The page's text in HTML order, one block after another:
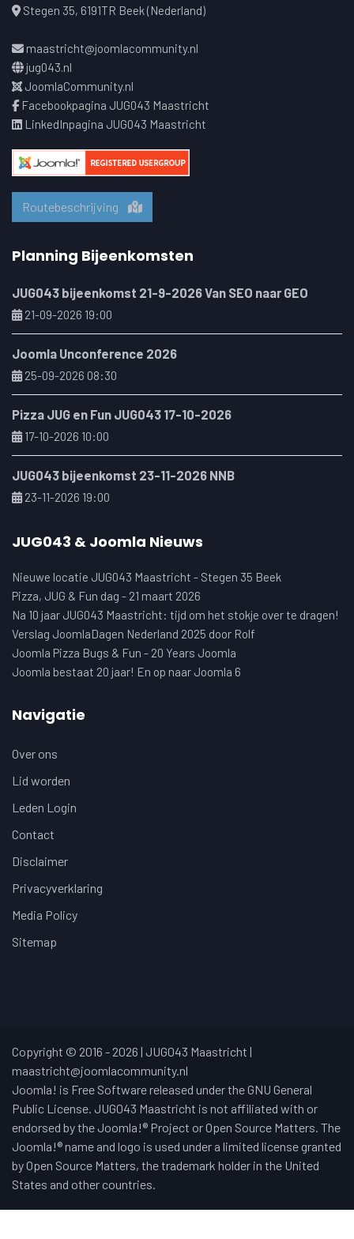
Stegen 35, 6191TR Beek (Nederland)
maastricht@joomlacommunity.nl
jug043.nl
JoomlaCommunity.nl
Facebookpagina JUG043 Maastricht
LinkedInpagina JUG043 Maastricht
Routebeschrijving
Planning Bijeenkomsten
JUG043 bijeenkomst 21-9-2026 Van SEO naar GEO
21-09-2026 19:00
Joomla Unconference 2026
25-09-2026 08:30
Pizza JUG en Fun JUG043 17-10-2026
17-10-2026 10:00
JUG043 bijeenkomst 23-11-2026 NNB
23-11-2026 19:00
JUG043 & Joomla Nieuws
Nieuwe locatie JUG043 Maastricht - Stegen 35 Beek
Pizza, JUG & Fun dag - 21 maart 2026
Na 10 jaar JUG043 Maastricht: tijd om het stokje over te dragen!
Verslag JoomlaDagen Nederland 2025 door Rolf
Joomla Pizza Bugs & Fun - 20 Years Joomla
Joomla bestaat 20 jaar! En op naar Joomla 6
Navigatie
Over ons
Lid worden
Leden Login
Contact
Disclaimer
Privacyverklaring
Media Policy
Sitemap
Copyright © 2016 - 2026 | JUG043 Maastricht |
maastricht@joomlacommunity.nl
Joomla! is Free Software released under the GNU General
Public License. JUG043 Maastricht is not affiliated with or
endorsed by the Joomla!® Project or Open Source Matters. The
Joomla!® name and logo is used under a limited license granted
by Open Source Matters, the trademark holder in the United
States and other countries.